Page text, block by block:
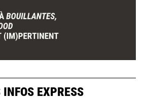
INFOS EXPRESS